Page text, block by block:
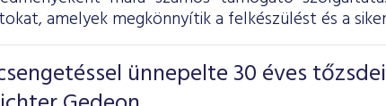
amelyek megkönnyítik a felkészülést és a
ünnepelte 30 éves tőzsdei